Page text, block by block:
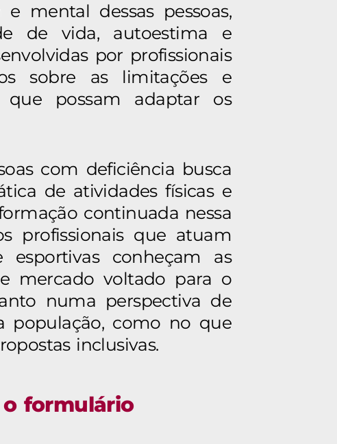
mental dessas pessoas,
de vida, autoestima e
por profissionais
sobre as limitações e
que possam adaptar os
com deficiência busca
de atividades físicas e
continuada nessa
profissionais que atuam
conheçam as
mercado voltado para o
numa perspectiva de
população, como no que
inclusivas.
formulário